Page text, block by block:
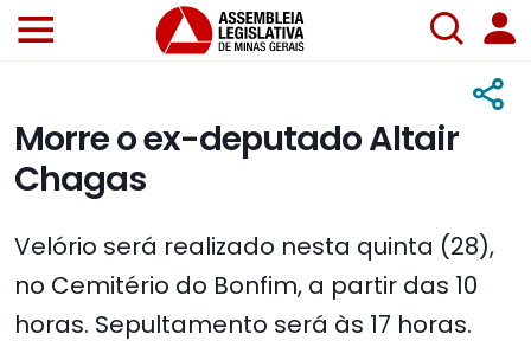
Morre o ex-deputado Altair
Chagas
Velório será realizado nesta quinta (28),
no Cemitério do Bonfim, a partir das 10
horas. Sepultamento será às 17 horas.